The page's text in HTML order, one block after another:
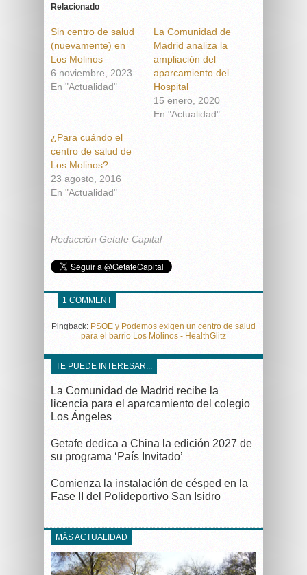
Relacionado
Sin centro de salud
(nuevamente) en
Los Molinos
6 noviembre, 2023
En "Actualidad"
La Comunidad de
Madrid analiza la
ampliación del
aparcamiento del
Hospital
15 enero, 2020
En "Actualidad"
¿Para cuándo el
centro de salud de
Los Molinos?
23 agosto, 2016
En "Actualidad"
Redacción Getafe Capital
1 COMMENT
Pingback: PSOE y Podemos exigen un centro de salud
para el barrio Los Molinos - HealthGlitz
TE PUEDE INTERESAR...
La Comunidad de Madrid recibe la
licencia para el aparcamiento del colegio
Los Ángeles
Getafe dedica a China la edición 2027 de
su programa ‘País Invitado’
Comienza la instalación de césped en la
Fase II del Polideportivo San Isidro
MÁS ACTUALIDAD